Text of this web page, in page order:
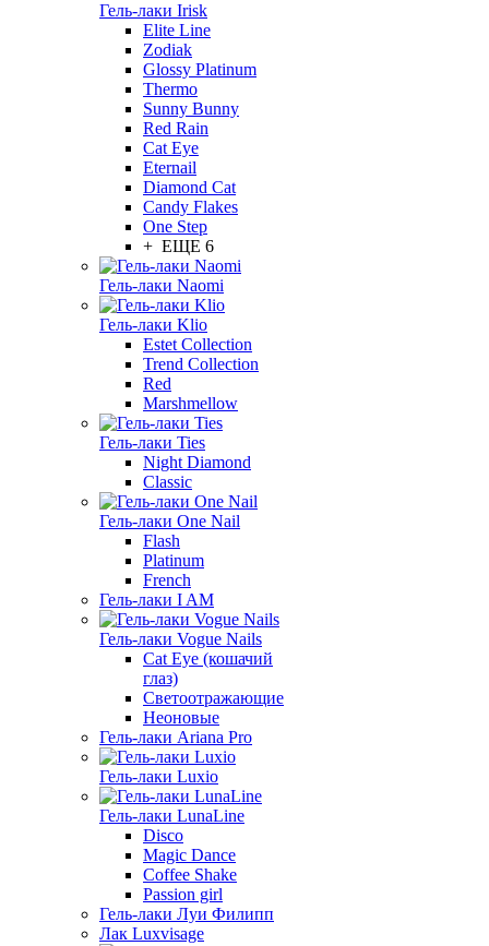
Гель-лаки Irisk
Elite Line
Zodiak
Glossy Platinum
Thermo
Sunny Bunny
Red Rain
Cat Eye
Eternail
Diamond Cat
Candy Flakes
One Step
+ ЕЩЕ 6
Гель-лаки Naomi
Гель-лаки Klio
Estet Collection
Trend Collection
Red
Marshmellow
Гель-лаки Ties
Night Diamond
Classic
Гель-лаки One Nail
Flash
Platinum
French
Гель-лаки I AM
Гель-лаки Vogue Nails
Cat Eye (кошачий
глаз)
Светоотражающие
Неоновые
Гель-лаки Ariana Pro
Гель-лаки Luxio
Гель-лаки LunaLine
Disco
Magic Dance
Coffee Shake
Passion girl
Гель-лаки Луи Филипп
Лак Luxvisage